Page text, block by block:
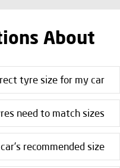
About
tyre size for my car?
need to match sizes?
recommended size?